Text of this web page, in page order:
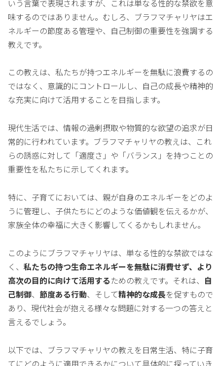
いう言葉で表現されますが、これは単なる性的な禁欲を意
味するのではありません。むしろ、ブラフマチャリヤはエ
ネルギーの節度ある管理や、自己制御の重要性を強調する
教えです。
この教えは、私たちが持つエネルギーを無駄に浪費するの
ではなく、意識的にコントロールし、自己の成長や精神的
な充実に向けて活用することを目指します。
現代生活では、情報の過剰摂取や物質的な欲望の追求が日
常的に行われています。ブラフマチャリヤの教えは、これ
らの誘惑に対して「適度さ」や「バランス」を持つことの
重要性を私たちに示してくれます。
特に、子育てにおいては、親が自身のエネルギーをどのよ
うに管理し、子供たちにどのような価値観を伝えるかが、
家族全体の幸福に大きく影響してくるかもしれません。
このようにブラフマチャリヤは、単なる性的な禁欲ではな
く、 私たちの持つ生命エネルギーを無駄に消費せず、より
高次の目的に向けて活用するための教えです。それは、 自
己制御、 節度ある行動、そして精神的な成長を促すもので
あり、現代社会が抱える様々な問題に対する一つの答えと
言えるでしょう。
以下では、ブラフマチャリヤの教えを日常生活、特に子育
てにどのように適用できるかについて具体的に探っていき